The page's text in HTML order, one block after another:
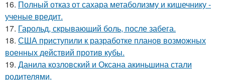
16. Полный отказ от сахара метаболизму и кишечнику -
ученые вредит.
17. Гарольд, скрывающий боль, после забега.
18. США приступили к разработке планов возможных
военных действий против кубы.
19. Данила козловский и Оксана акиньшина стали
родителями.